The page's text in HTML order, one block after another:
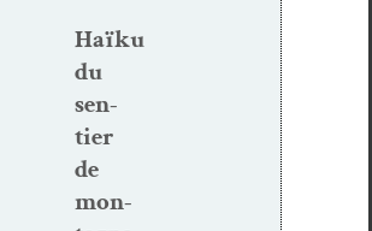
Haïku
du
sen­
tier
de
mon­